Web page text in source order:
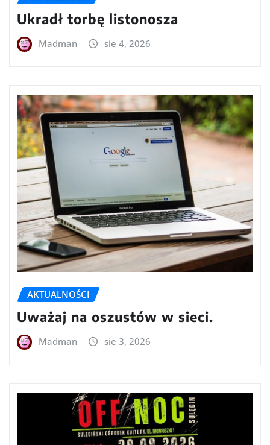
Ukradł torbę listonosza
Madman sie 4, 2026
AKTUALNOŚCI
Uważaj na oszustów w sieci.
Madman sie 3, 2026